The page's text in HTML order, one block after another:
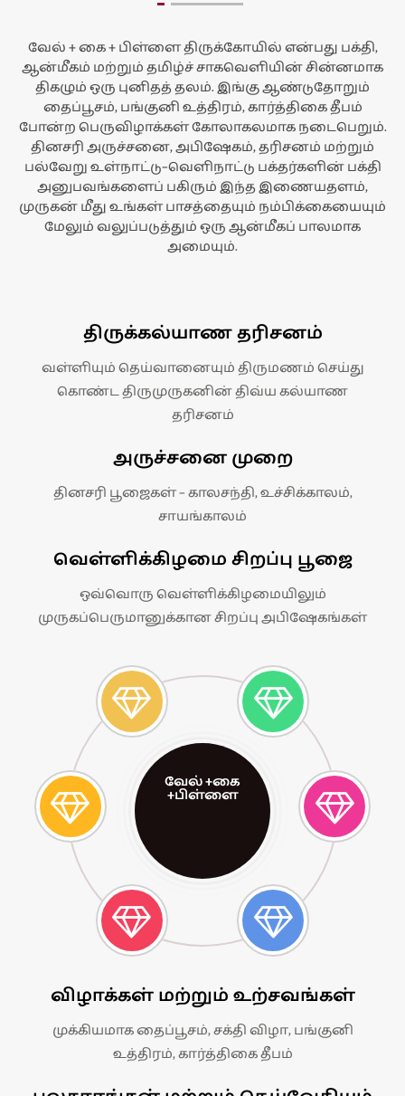
வேல் + கை + பிள்ளை திருக்கோயில் என்பது பக்தி,
ஆன்மீகம் மற்றும் தமிழ்ச் சாகவெளியின் சின்னமாக
திகழும் ஒரு புனிதத் தலம். இங்கு ஆண்டுதோறும்
தைப்பூசம், பங்குனி உத்திரம், கார்த்திகை தீபம்
போன்ற பெருவிழாக்கள் கோலாகலமாக நடைபெறும்.
தினசரி அருச்சனை, அபிஷேகம், தரிசனம் மற்றும்
பல்வேறு உள்நாட்டு–வெளிநாட்டு பக்தர்களின் பக்தி
அனுபவங்களைப் பகிரும் இந்த இணையதளம்,
முருகன் மீது உங்கள் பாசத்தையும் நம்பிக்கையையும்
மேலும் வலுப்படுத்தும் ஒரு ஆன்மீகப் பாலமாக
அமையும்.
திருக்கல்யாண தரிசனம்
வள்ளியும் தெய்வானையும் திருமணம் செய்து
கொண்ட திருமுருகனின் திவ்ய கல்யாண
தரிசனம்
அருச்சனை முறை
தினசரி பூஜைகள் – காலசந்தி, உச்சிக்காலம்,
சாயங்காலம்
வெள்ளிக்கிழமை சிறப்பு பூஜை
ஒவ்வொரு வெள்ளிக்கிழமையிலும்
முருகப்பெருமானுக்கான சிறப்பு அபிஷேகங்கள்
வேல் +கை
+பிள்ளை
விழாக்கள் மற்றும் உற்சவங்கள்
முக்கியமாக தைப்பூசம், சக்தி விழா, பங்குனி
உத்திரம், கார்த்திகை தீபம்